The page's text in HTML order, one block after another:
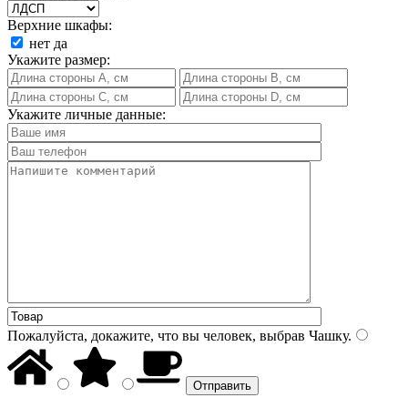
Верхние шкафы:
нет да
Укажите размер:
Укажите личные данные:
Пожалуйста, докажите, что вы человек, выбрав Чашку.